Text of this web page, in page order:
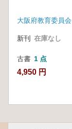
大阪府教育委員会
新刊 在庫なし
古書 1 点
4,950 円